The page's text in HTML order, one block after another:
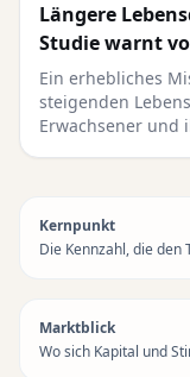
Längere
Studie warnt
Ein erhebliches
steigenden
Erwachsener
Kernpunkt
Die Kennzahl, die den
Marktblick
Wo sich Kapital und